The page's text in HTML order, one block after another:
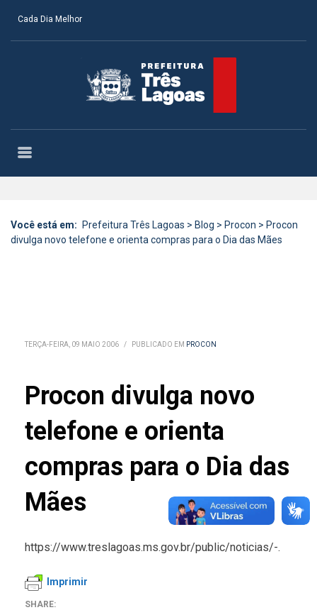
Cada Dia Melhor
Você está em: Prefeitura Três Lagoas > Blog > Procon > Procon
divulga novo telefone e orienta compras para o Dia das Mães
TERÇA-FEIRA, 09 MAIO 2006 / PUBLICADO EM PROCON
Procon divulga novo
telefone e orienta
compras para o Dia das
Mães
https://www.treslagoas.ms.gov.br/public/noticias/-.
Imprimir